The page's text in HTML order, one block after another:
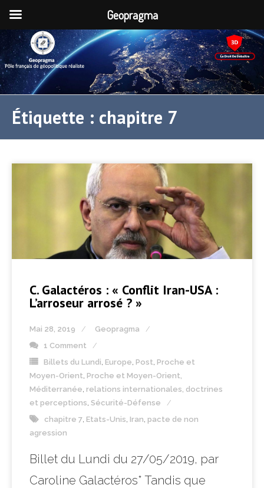
Étiquette : chapitre 7
C. Galactéros : « Conflit Iran-USA :
L’arroseur arrosé ? »
Mai 28, 2019
Geopragma
1 Comment
Billets du Lundi Europe Post Proche et
Moyen-Orient Proche et Moyen-Orient,
Méditerranée relations internationales, doctrines
et perceptions Sécurité-Défense
chapitre 7 Etats-Unis Iran pacte de non
agression
Billet du Lundi du 27/05/2019, par
Caroline Galactéros* Tandis que
Geopragma